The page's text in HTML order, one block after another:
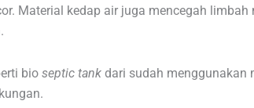
Material kedap air juga mencegah
bio septic tank dari sudah menggunakan